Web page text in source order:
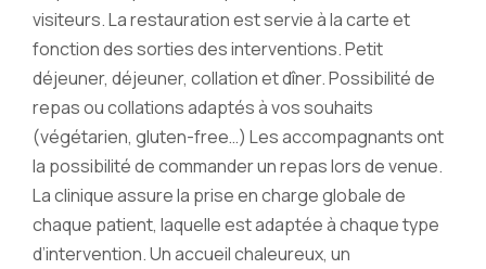
visiteurs. La restauration est servie à la carte et
fonction des sorties des interventions. Petit
déjeuner, déjeuner, collation et dîner. Possibilité de
repas ou collations adaptés à vos souhaits
(végétarien, gluten-free…) Les accompagnants ont
la possibilité de commander un repas lors de venue.
La clinique assure la prise en charge globale de
chaque patient, laquelle est adaptée à chaque type
d’intervention. Un accueil chaleureux, un